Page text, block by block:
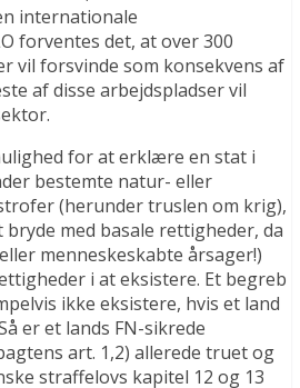
internationale
forventes det, at over 300
vil forsvinde som konsekvens af
af disse arbejdspladser vil
for at erklære en stat i
bestemte natur- eller
(herunder truslen om krig),
med basale rettigheder, da
menneskeskabte årsager!)
i at eksistere. Et begreb
ikke eksistere, hvis et land
er et lands FN-sikrede
art. 1,2) allerede truet og
straffelovs kapitel 12 og 13